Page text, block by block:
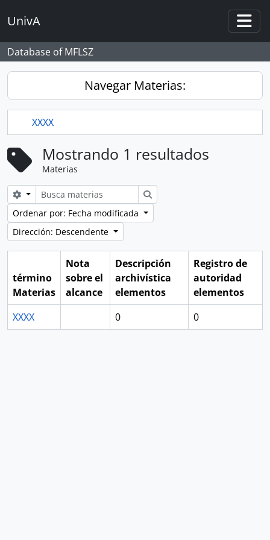
UnivA
Database of MFLSZ
Navegar Materias:
XXXX
Mostrando 1 resultados
Materias
Search options
Búsqueda
Ordenar por: Fecha modificada
Dirección: Descendente
término
Materias
Nota
sobre el
alcance
Descripción
archivística
elementos
Registro de
autoridad
elementos
XXXX
0 0